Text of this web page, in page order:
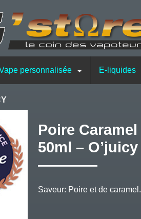
personnalisée E-liquides
Poire Caramel
50ml – O’juicy
Saveur: Poire et de caramel.